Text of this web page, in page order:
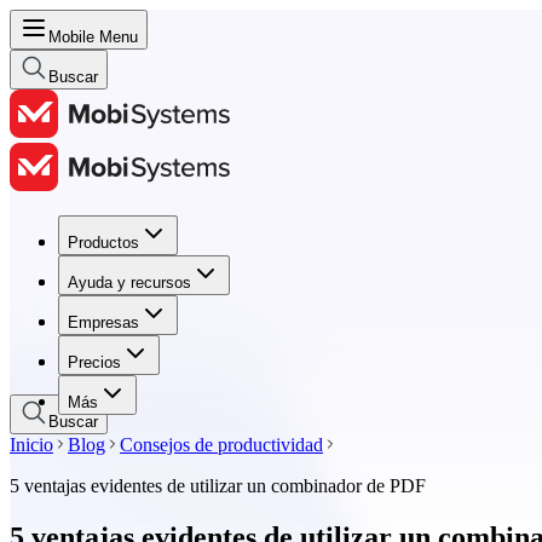
Mobile Menu
Buscar
Productos
Ayuda y recursos
Empresas
Precios
Más
Productos
Ayuda y recursos
Empresas
Precios
Buscar
Inicio Blog
Consejos de productividad
5 ventajas evidentes de utilizar un combinador de PDF